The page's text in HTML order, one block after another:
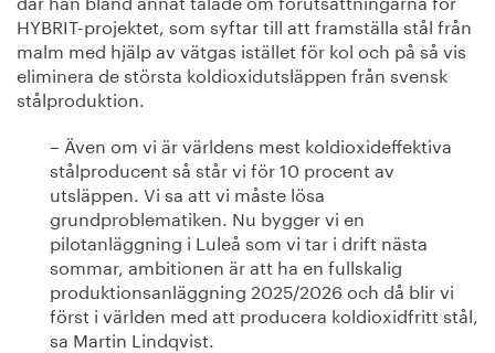
HYBRIT-projektet, som syftar till att framställa stål från
malm med hjälp av vätgas istället för kol och på så vis
eliminera de största koldioxidutsläppen från svensk
stålproduktion.
– Även om vi är världens mest koldioxideffektiva
stålproducent så står vi för 10 procent av
utsläppen. Vi sa att vi måste lösa
grundproblematiken. Nu bygger vi en
pilotanläggning i Luleå som vi tar i drift nästa
sommar, ambitionen är att ha en fullskalig
produktionsanläggning 2025/2026 och då blir vi
först i världen med att producera koldioxidfritt stål,
sa Martin Lindqvist.